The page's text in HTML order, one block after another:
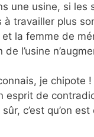
une usine, si les
à travailler plus
la femme de
de l’usine
je chipote !
esprit de
c’est qu’on